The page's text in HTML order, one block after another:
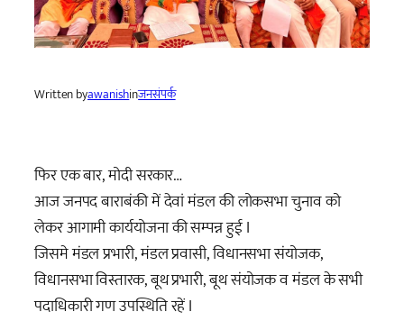
Written byawanishinजनसंपर्क
फिर एक बार, मोदी सरकार…
आज जनपद बाराबंकी में देवां मंडल की लोकसभा चुनाव को
लेकर आगामी कार्ययोजना की सम्पन्न हुई I
जिसमे मंडल प्रभारी, मंडल प्रवासी, विधानसभा संयोजक,
विधानसभा विस्तारक, बूथ प्रभारी, बूथ संयोजक व मंडल के सभी
पदाधिकारी गण उपस्थिति रहें I